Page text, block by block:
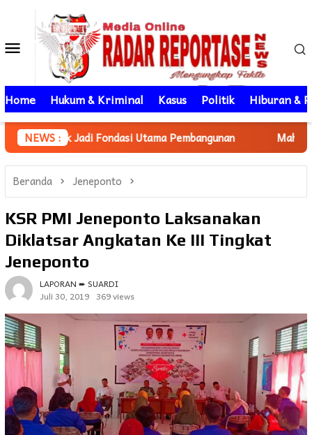
kontenMenu
Mobile
Home Hukum & Kriminal Kasus Politik Hiburan &
NEWS :
Utama Pembangunan Mahasiswa KKN Unhas
Beranda Jeneponto
KSR PMI Jeneponto Laksanakan
Diklatsar Angkatan Ke III Tingkat
Jeneponto
LAPORAN ➨ SUARDI
Juli 30, 2019 369 views